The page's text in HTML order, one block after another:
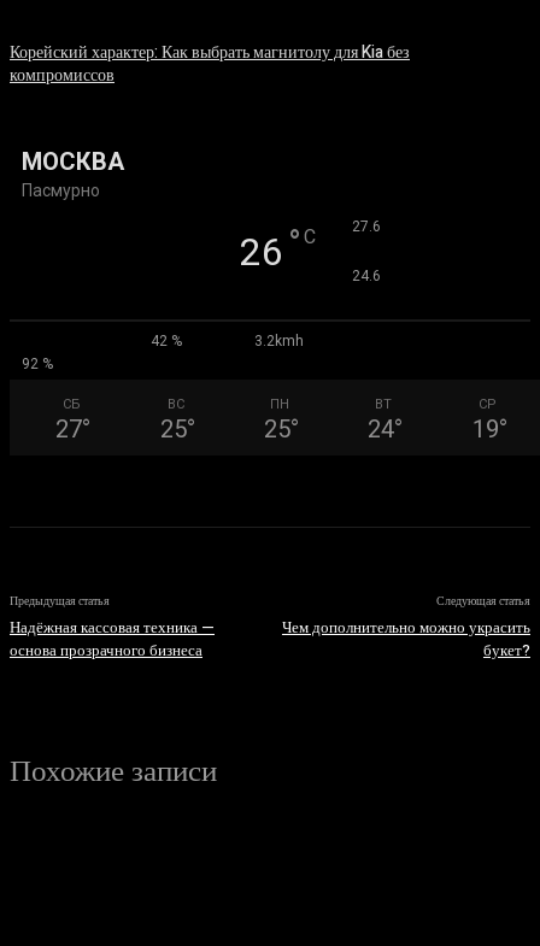
Корейский характер: Как выбрать магнитолу для Kia без
компромиссов
МОСКВА
Пасмурно
26 ° C 27.6
24.6
42 %
3.2kmh
92 %
СБ
27°
ВС
25°
ПН
25°
ВТ
24°
СР
19°
Предыдущая статья
Надёжная кассовая техника —
основа прозрачного бизнеса
Следующая статья
Чем дополнительно можно украсить
букет?
Похожие записи